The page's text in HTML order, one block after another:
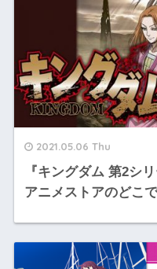
2021.05.06 Thu
『キングダム 第2シ
アニメストアのどこ